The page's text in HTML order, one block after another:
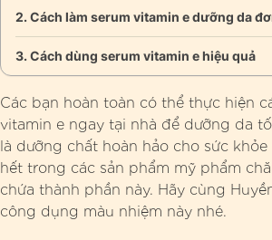
Cách làm serum vitamin e dưỡng da
Cách dùng serum vitamin e hiệu quả
Các bạn hoàn toàn có thể thực hiện
vitamin e ngay tại nhà để dưỡng da
là dưỡng chất hoàn hảo cho sức khỏe
hết trong các sản phẩm mỹ phẩm
chứa thành phần này. Hãy cùng
công dụng màu nhiệm này nhé.